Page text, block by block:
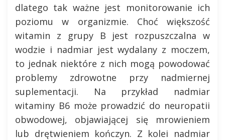
dlatego tak ważne jest monitorowanie ich
poziomu w organizmie. Choć większość
witamin z grupy B jest rozpuszczalna w
wodzie i nadmiar jest wydalany z moczem,
to jednak niektóre z nich mogą powodować
problemy zdrowotne przy nadmiernej
suplementacji. Na przykład nadmiar
witaminy B6 może prowadzić do neuropatii
obwodowej, objawiającej się mrowieniem
lub drętwieniem kończyn. Z kolei nadmiar